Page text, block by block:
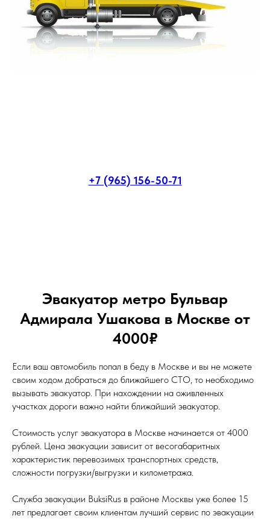
+7 (965) 156-50-71
Эвакуатор метро Бульвар
Адмирала Ушакова в Москве от
4000₽
Если ваш автомобиль попал в беду в Москве и вы не можете
своим ходом добраться до ближайшего СТО, то необходимо
вызывать эвакуатор. При нахождении на оживленных
участках дороги важно найти ближайший эвакуатор.
Стоимость услуг эвакуатора в Москве начинается от 4000
рублей. Цена эвакуации зависит от весогабаритных
характеристик перевозимых транспортных средств,
сложности погрузки/выгрузки и километража.
Служба эвакуации BuksiRus в районе Москвы уже более 15
лет предлагает своим клиентам лучший сервис по эвакуации